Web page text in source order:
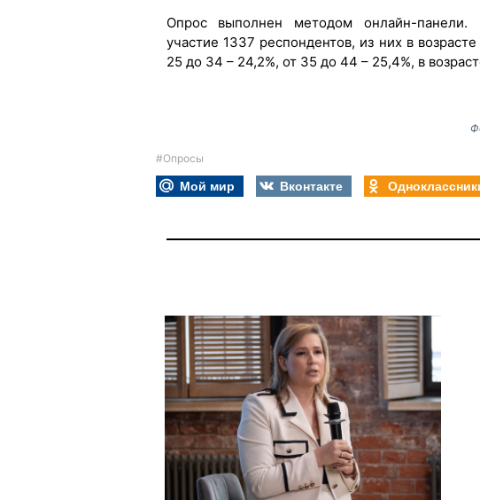
Опрос выполнен методом онлайн-панели.
участие 1337 респондентов, из них в
25 до 34 – 24,2%, от 35 до 44 – 25,4%, в
#Опросы
Мой мир Вконтакте